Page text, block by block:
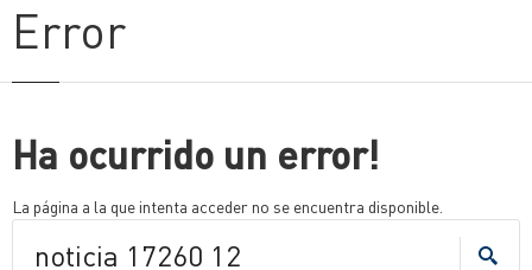
Error
Ha ocurrido un error!
La página a la que intenta acceder no se encuentra disponible.